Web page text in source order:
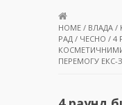
HOME / ВЛАДА /
РАД / ЧЕСНО / 4
ПЕРЕМОГУ